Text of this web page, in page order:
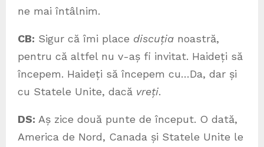
ne mai întâlnim.
CB: Sigur că îmi place discuția noastră,
pentru că altfel nu v-aș fi invitat. Haideți să
începem. Haideți să începem cu…Da, dar și
cu Statele Unite, dacă vreți.
DS: Aș zice două punte de început. O dată,
America de Nord, Canada și Statele Unite le